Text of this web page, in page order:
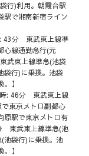
行)利用。朝霞台駅
駅で湘南新宿ライン
43分 東武東上線準
心線通勤急行(元
武東上線準急(池袋
袋行)に乗換。池袋
】
: 46分 東武東上線
東京メトロ副都心
原駅で東京メトロ有
東武東上線準急(池
池袋行)に乗換。池
】